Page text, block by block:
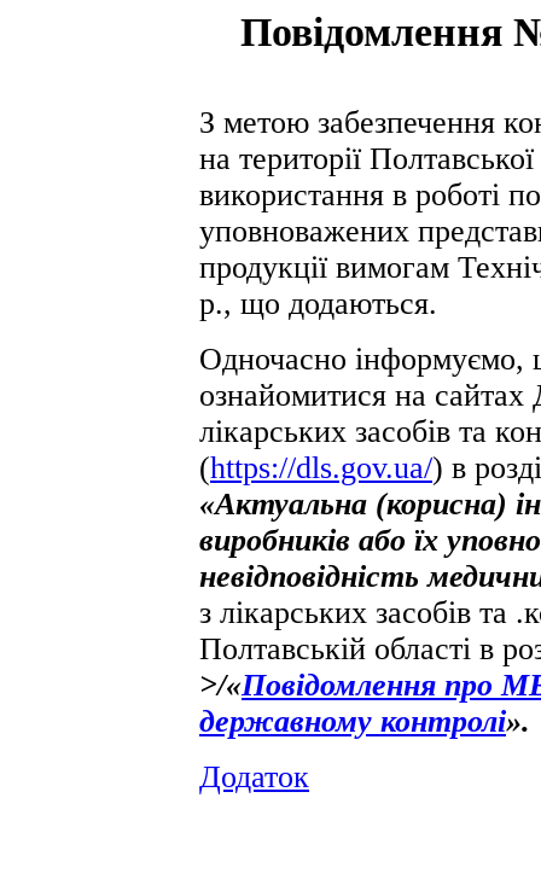
Повідомлення
З метою забезпечення
на території
використання в роботі
уповноважених
продукції вимогам
р., що додаються.
Одночасно
ознайомитися на
лікарських засобів та
(https://dls.gov.ua/) в
«Актуальна (корисна)
виробників або їх
невідповідність
з лікарських засобів та
Полтавській області в
>/«Повідомлення про
державному контролі».
Додаток